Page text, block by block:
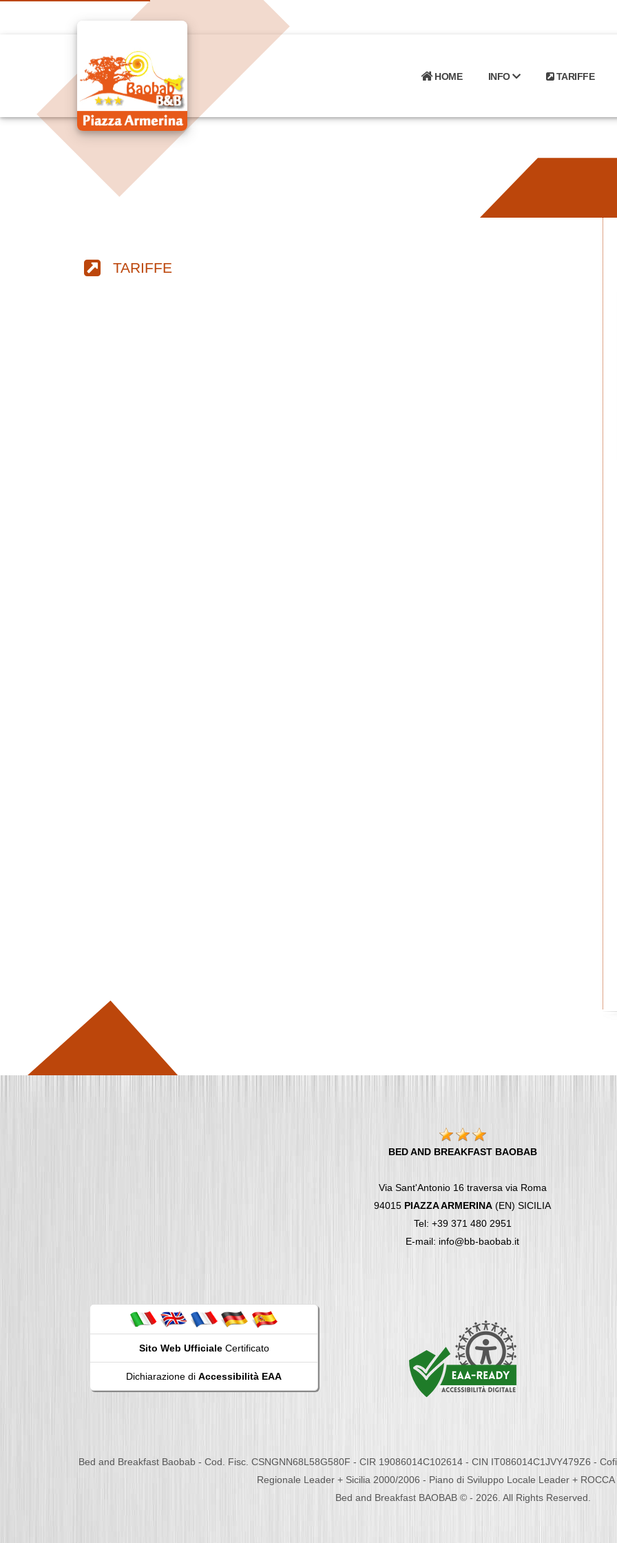
HOME INFO TARIFFE
TARIFFE
BED AND BREAKFAST BAOBAB
Via Sant'Antonio 16 traversa via Roma
94015 PIAZZA ARMERINA (EN) SICILIA
Tel: +39 371 480 2951
E-mail: info@bb-baobab.it
Sito Web UfficialeCertificato
Dichiarazione di Accessibilità EAA
Bed and Breakfast Baobab - Cod. Fisc. CSNGNN68L58G580F - CIR 19086014C102614 - CIN IT086014C1JVY479Z6 -
Regionale Leader + Sicilia 2000/2006 - Piano di Sviluppo Locale Leader + ROCCA
Bed and Breakfast BAOBAB © - 2026. All Rights Reserved.